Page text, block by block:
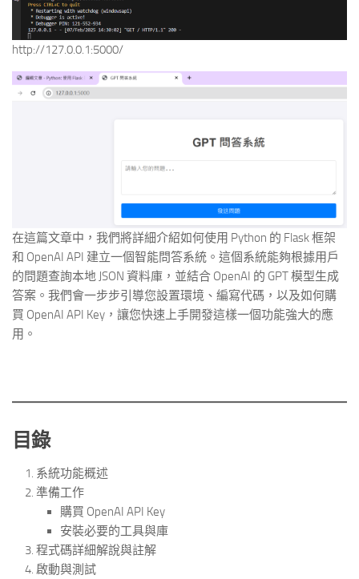
http://127.0.0.1:5000/
在這篇文章中，我們將詳細介紹如何使用 Python 的 Flask 框架
和 OpenAI API 建立一個智能問答系統。這個系統能夠根據用戶
的問題查詢本地 JSON 資料庫，並結合 OpenAI 的 GPT 模型生成
答案。我們會一步步引導您設置環境、編寫代碼，以及如何購
買 OpenAI API Key，讓您快速上手開發這樣一個功能強大的應
用。
目錄
系統功能概述
準備工作
購買 OpenAI API Key
安裝必要的工具與庫
程式碼詳細解說與註解
啟動與測試